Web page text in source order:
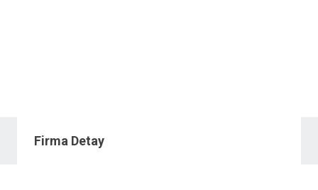
Firma Detay